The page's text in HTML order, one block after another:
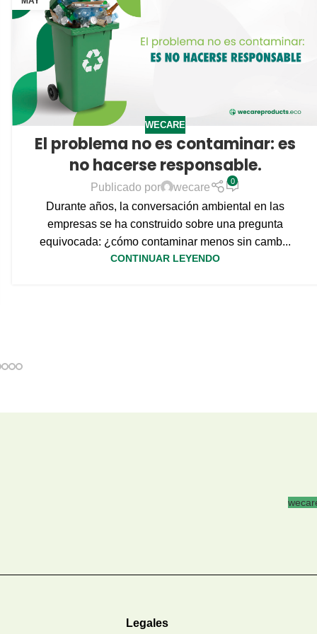
WECARE
El problema no es contaminar: es
no hacerse responsable.
Publicado por wecare
0
Durante años, la conversación ambiental en las
empresas se ha construido sobre una pregunta
equivocada: ¿cómo contaminar menos sin camb...
CONTINUAR LEYENDO
Legales